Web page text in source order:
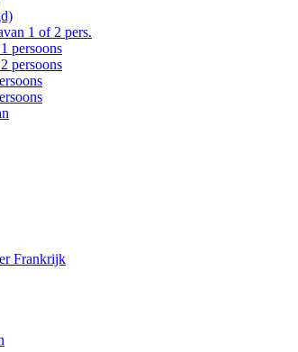
1 of 2 pers.
persoons
persoons
Frankrijk